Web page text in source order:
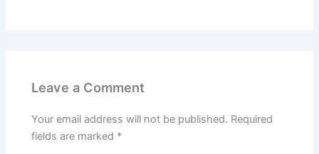
Leave a Comment
Your email address will not be published. Required
fields are marked *